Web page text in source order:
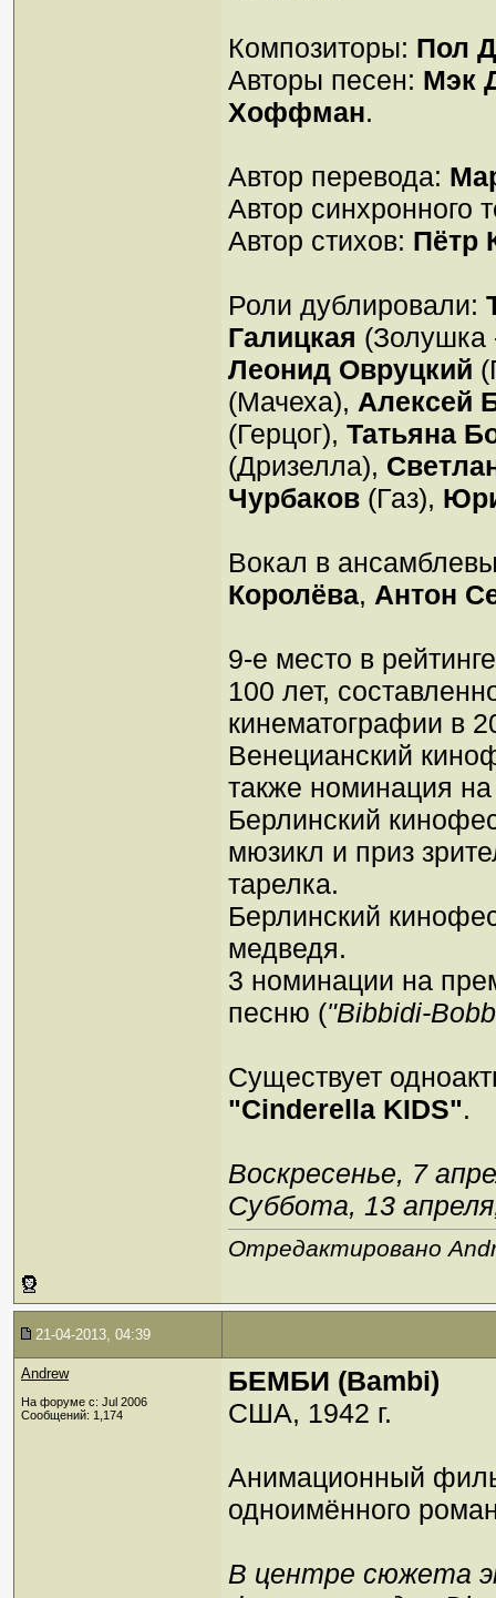
Композиторы: Пол
Авторы песен: Мэк
Хоффман.
Автор перевода:
Автор синхронного
Автор стихов: Пётр
Роли дублировали:
Галицкая (Золушка
Леонид Овруцкий
(Мачеха), Алексей
(Герцог), Татьяна
(Дризелла),
Чурбаков (Газ),
Вокал в
Королёва, Антон
9-е место в
100 лет,
кинематографии в
Венецианский
также номинация на
Берлинский
мюзикл и приз
тарелка.
Берлинский
медведя.
3 номинации на
песню ("Bibbidi-
Существует
"Cinderella KIDS".
Воскресенье, 7
Суббота, 13
Отредактировано
21-04-2013, 04:39
Andrew
На форуме с: Jul 2006
Сообщений: 1,174
БЕМБИ (Bambi)
США, 1942 г.
Анимационный
одноимённого
В центре сюжета